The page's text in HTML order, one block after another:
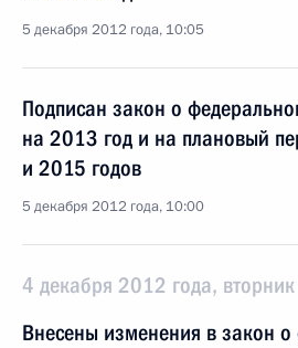
5 декабря 2012 года, 10:05
Подписан закон о
на 2013 год и на плановый
и 2015 годов
5 декабря 2012 года, 10:00
4 декабря 2012 года, вторник
Внесены изменения в закон